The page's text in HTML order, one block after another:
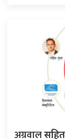
अग्रवाल